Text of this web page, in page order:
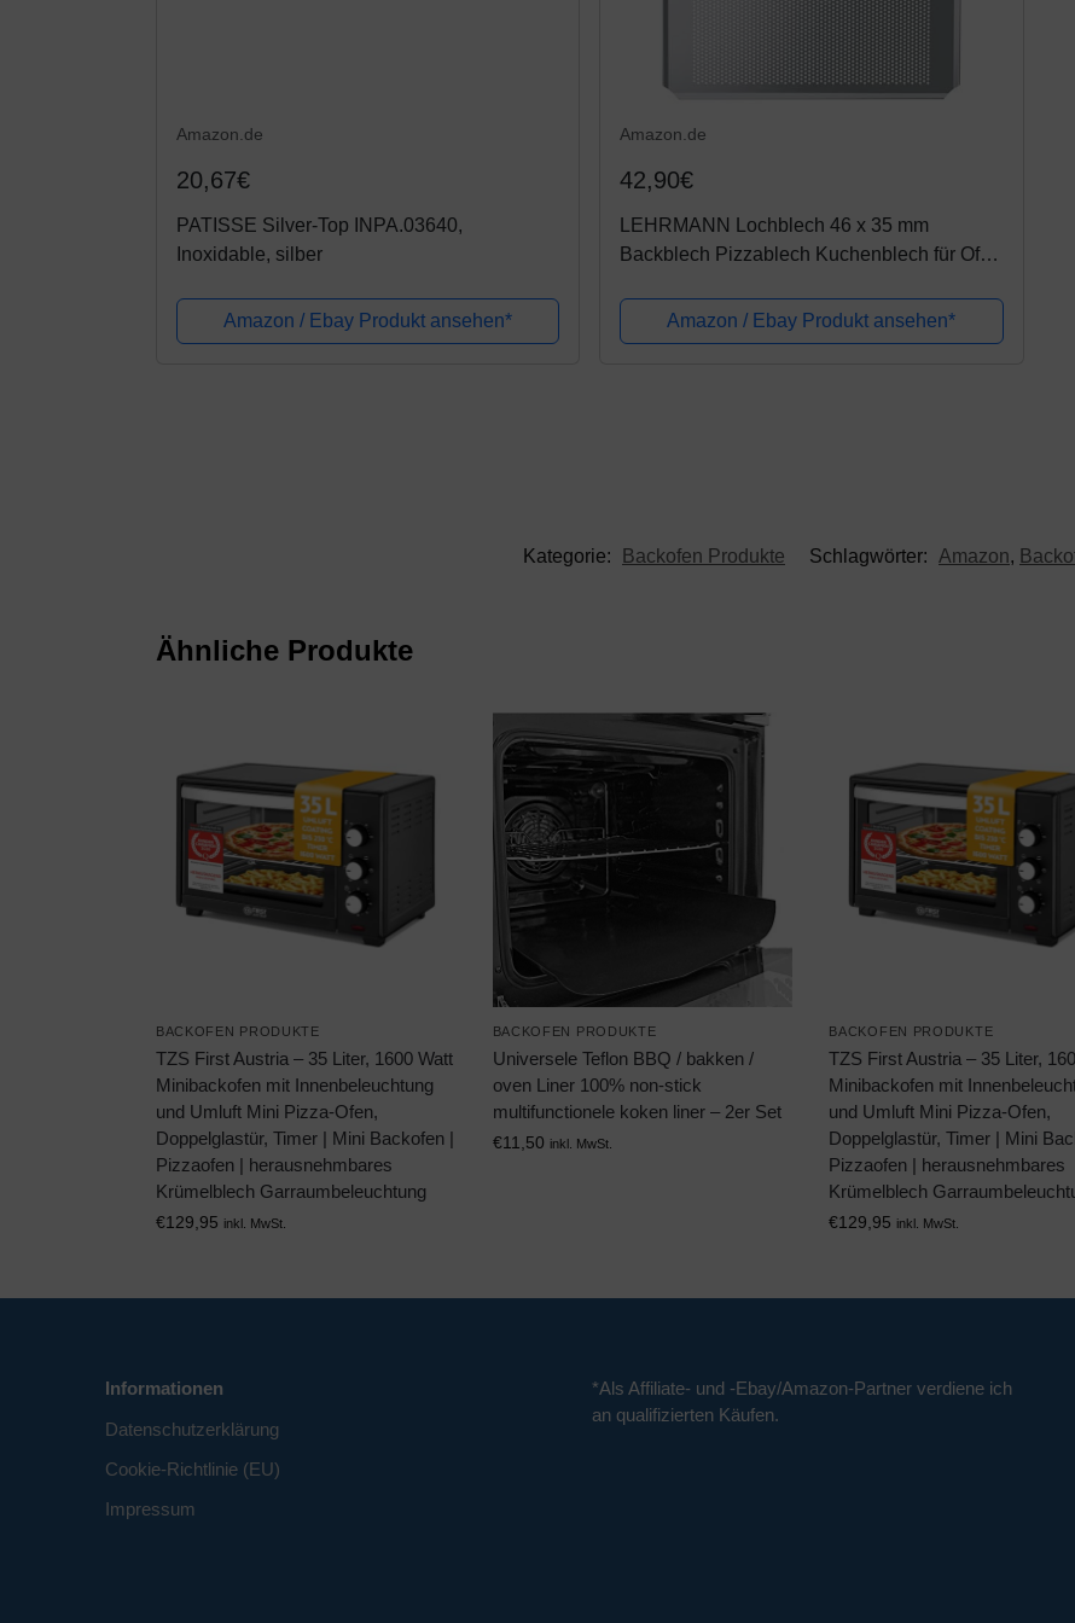
Amazon.de
20,67€
PATISSE Silver-Top INPA.03640,
Inoxidable, silber
Amazon / Ebay Produkt ansehen*
Amazon.de
42,90€
LEHRMANN Lochblech 46 x 35 mm
Backblech Pizzablech Kuchenblech für Ofen
Amazon / Ebay Produkt ansehen*
Kategorie: Backofen Produkte Schlagwörter: Amazon,
Ähnliche Produkte
BACKOFEN PRODUKTE
TZS First Austria – 35 Liter, 1600 Watt
Minibackofen mit Innenbeleuchtung
und Umluft Mini Pizza-Ofen,
Doppelglastür, Timer | Mini Backofen |
Pizzaofen | herausnehmbares
Krümelblech Garraumbeleuchtung
€129,95 inkl. MwSt.
BACKOFEN PRODUKTE
Universele Teflon BBQ / bakken /
oven Liner 100% non-stick
multifunctionele koken liner – 2er Set
€11,50 inkl. MwSt.
BACKOFEN PRODUKTE
TZS First Austria – 35 Liter,
Minibackofen mit
und Umluft Mini Pizza-Ofen,
Doppelglastür, Timer | Mini
Pizzaofen | herausnehmbares
Krümelblech
€129,95 inkl. MwSt.
Informationen
Datenschutzerklärung
Cookie-Richtlinie (EU)
Impressum
*Als Affiliate- und -Ebay/Amazon-Partner verdiene ich
an qualifizierten Käufen.